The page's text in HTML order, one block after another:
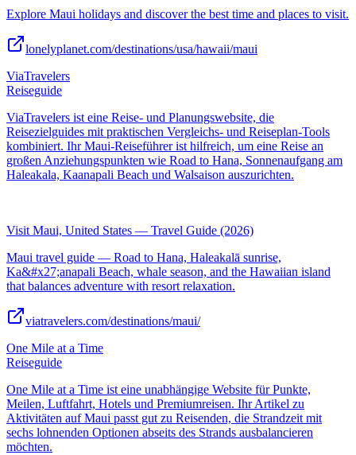
Explore Maui holidays and discover the best time and places to visit.
lonelyplanet.com/destinations/usa/hawaii/maui
ViaTravelers
Reiseguide
ViaTravelers ist eine Reise- und Planungswebsite, die
Reisezielguides mit praktischen Vergleichs- und Reiseplan-Tools
kombiniert. Ihr Maui-Reiseführer ist hilfreich, um eine Reise an
großen Anziehungspunkten wie Road to Hana, Sonnenaufgang am
Haleakala, Kaanapali Beach und Walsaison auszurichten.
Visit Maui, United States — Travel Guide (2026)
Maui travel guide — Road to Hana, Haleakalā sunrise,
Ka&#x27;anapali Beach, whale season, and the Hawaiian island
that balances adventure with resort relaxation.
viatravelers.com/destinations/maui/
One Mile at a Time
Reiseguide
One Mile at a Time ist eine unabhängige Website für Punkte,
Meilen, Luftfahrt, Hotels und Premiumreisen. Ihr Artikel zu
Aktivitäten auf Maui passt gut zu Reisenden, die Strandzeit mit
sechs lohnenden Optionen abseits des Strands ausbalancieren
möchten.